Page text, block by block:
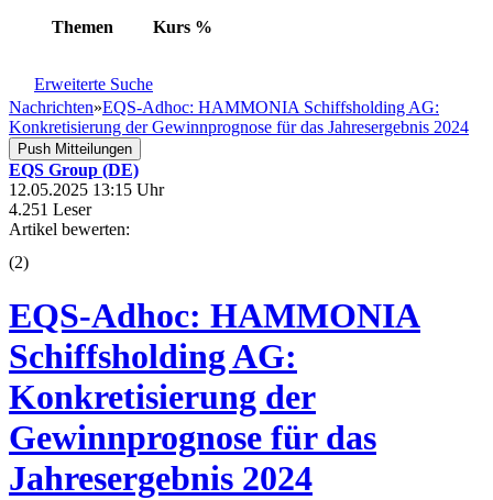
Themen Kurs %
Erweiterte Suche
Nachrichten»EQS-Adhoc: HAMMONIA Schiffsholding AG:
Konkretisierung der Gewinnprognose für das Jahresergebnis 2024
Push Mitteilungen
EQS Group (DE)
12.05.2025 13:15 Uhr
4.251 Leser
Artikel bewerten:
(2)
EQS-Adhoc: HAMMONIA
Schiffsholding AG:
Konkretisierung der
Gewinnprognose für das
Jahresergebnis 2024